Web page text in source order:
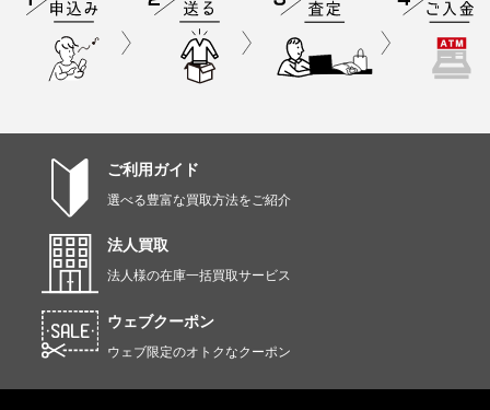
ご利用ガイド
選べる豊富な買取方法をご紹介
法人買取
法人様の在庫一括買取サービス
ウェブクーポン
ウェブ限定のオトクなクーポン